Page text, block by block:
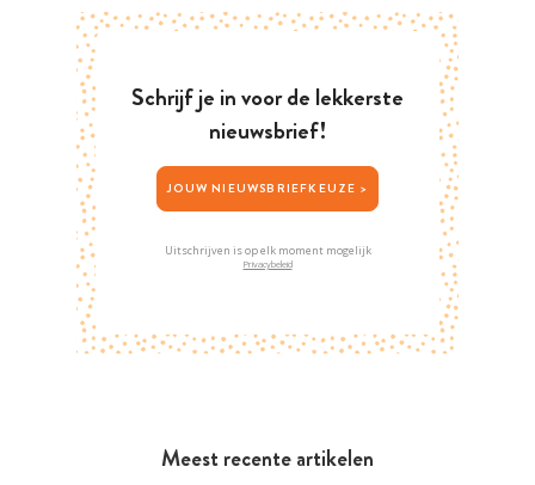
Meest recente artikelen
Schrijf je in voor de lekkerste
nieuwsbrief!
JOUW NIEUWSBRIEFKEUZE >
Uitschrijven is op elk moment mogelijk
Privacybeleid